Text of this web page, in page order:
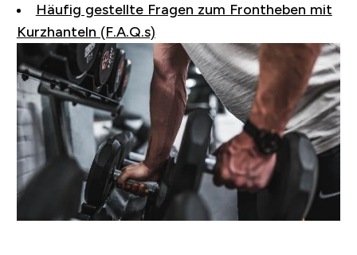
Häufig gestellte Fragen zum Frontheben mit
Kurzhanteln (F.A.Q.s)